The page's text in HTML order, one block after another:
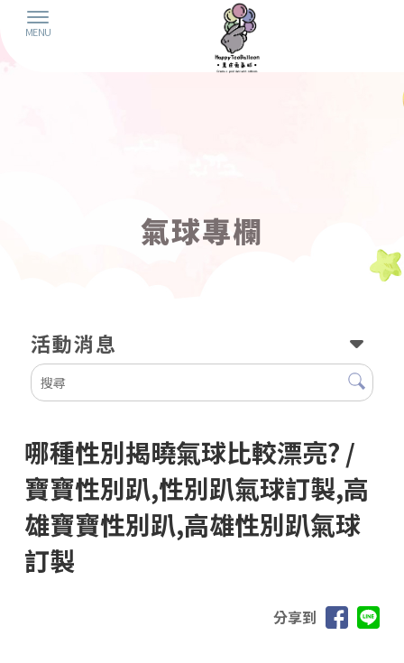
氣球專欄
活動消息
哪種性別揭曉氣球比較漂亮? /
寶寶性別趴,性別趴氣球訂製,高
雄寶寶性別趴,高雄性別趴氣球
訂製
分享到